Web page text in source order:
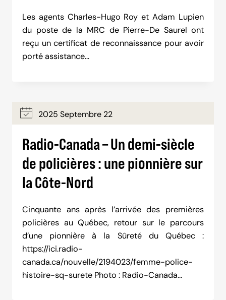
Les agents Charles-Hugo Roy et Adam Lupien
du poste de la MRC de Pierre-De Saurel ont
reçu un certificat de reconnaissance pour avoir
porté assistance…
2025 Septembre 22
Radio-Canada – Un demi-siècle
de policières : une pionnière sur
la Côte-Nord
Cinquante ans après l’arrivée des premières
policières au Québec, retour sur le parcours
d’une pionnière à la Sûreté du Québec :
https://ici.radio-
canada.ca/nouvelle/2194023/femme-police-
histoire-sq-surete Photo : Radio-Canada…